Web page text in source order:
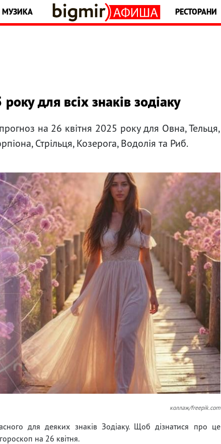
МУЗИКА РЕСТОРАНИ
для всіх знаків зодіаку
на 26 квітня 2025 року для Овна, Тельця,
Стрільця, Козерога, Водолія та Риб.
коллаж/freepik.com
для деяких знаків Зодіаку. Щоб дізнатися про це
на 26 квітня.